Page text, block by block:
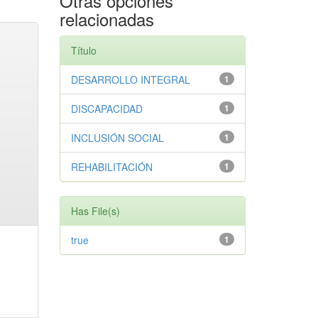
relacionadas
Título
1
DESARROLLO INTEGRAL
1
DISCAPACIDAD
1
INCLUSIÓN SOCIAL
1
REHABILITACIÓN
Has File(s)
1
true